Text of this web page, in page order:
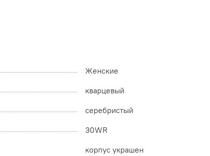
Женские
кварцевый
серебристый
30WR
корпус украшен